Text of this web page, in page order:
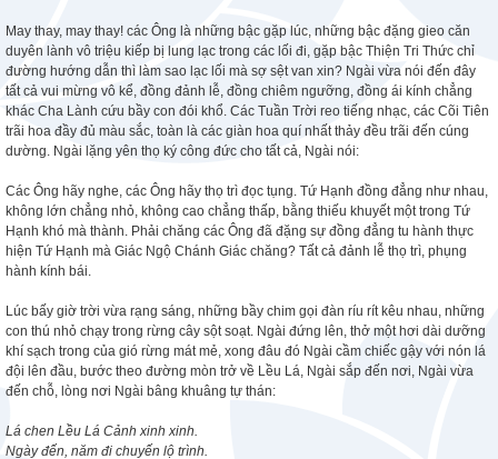
May thay, may thay! các Ông là những bậc gặp lúc, những bậc đặng gieo căn
duyên lành vô triệu kiếp bị lung lạc trong các lối đi, gặp bậc Thiện Tri Thức chỉ
đường hướng dẫn thì làm sao lạc lối mà sợ sệt van xin? Ngài vừa nói đến đây
tất cả vui mừng vô kể, đồng đảnh lễ, đồng chiêm ngưỡng, đồng ái kính chẳng
khác Cha Lành cứu bầy con đói khổ. Các Tuần Trời reo tiếng nhạc, các Cõi Tiên
trãi hoa đầy đủ màu sắc, toàn là các giàn hoa quí nhất thảy đều trãi đến cúng
dường. Ngài lặng yên thọ ký công đức cho tất cả, Ngài nói:
Các Ông hãy nghe, các Ông hãy thọ trì đọc tụng. Tứ Hạnh đồng đẳng như nhau,
không lớn chẳng nhỏ, không cao chẳng thấp, bằng thiếu khuyết một trong Tứ
Hạnh khó mà thành. Phải chăng các Ông đã đặng sự đồng đẳng tu hành thực
hiện Tứ Hạnh mà Giác Ngộ Chánh Giác chăng? Tất cả đảnh lễ thọ trì, phụng
hành kính bái.
Lúc bấy giờ trời vừa rạng sáng, những bầy chim gọi đàn ríu rít kêu nhau, những
con thú nhỏ chạy trong rừng cây sột soạt. Ngài đứng lên, thở một hơi dài dưỡng
khí sạch trong của gió rừng mát mẻ, xong đâu đó Ngài cầm chiếc gậy với nón lá
đội lên đầu, bước theo đường mòn trở về Lều Lá, Ngài sắp đến nơi, Ngài vừa
đến chỗ, lòng nơi Ngài bâng khuâng tự thán:
Lá chen Lều Lá Cảnh xinh xinh.
Ngày đến, năm đi chuyến lộ trình.